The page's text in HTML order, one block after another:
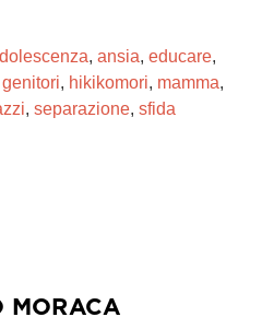
, ansia, educare,
genitori, hikikomori, mamma,
, separazione, sfida